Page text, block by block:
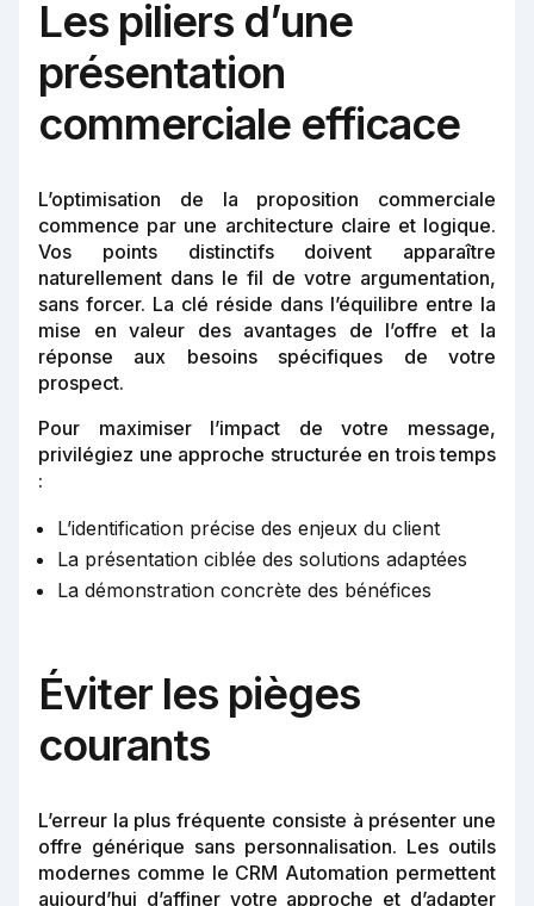
Les piliers d’une
présentation
commerciale efficace
L’optimisation de la proposition commerciale
commence par une architecture claire et logique.
Vos points distinctifs doivent apparaître
naturellement dans le fil de votre argumentation,
sans forcer. La clé réside dans l’équilibre entre la
mise en valeur des avantages de l’offre et la
réponse aux besoins spécifiques de votre
prospect.
Pour maximiser l’impact de votre message,
privilégiez une approche structurée en trois temps
:
L’identification précise des enjeux du client
La présentation ciblée des solutions adaptées
La démonstration concrète des bénéfices
Éviter les pièges
courants
L’erreur la plus fréquente consiste à présenter une
offre générique sans personnalisation. Les outils
modernes comme le CRM Automation permettent
aujourd’hui d’affiner votre approche et d’adapter